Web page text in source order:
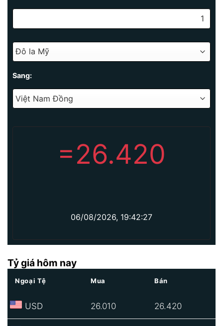
Sang:
=26.420
06/08/2026, 19:42:27
Tỷ giá hôm nay
Ngoại Tệ Mua Bán
USD 26.010 26.420